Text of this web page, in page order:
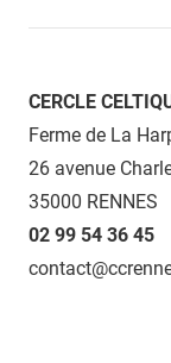
CERCLE
Ferme de La
26 avenue
35000 RENNES
02 99 54 36 45